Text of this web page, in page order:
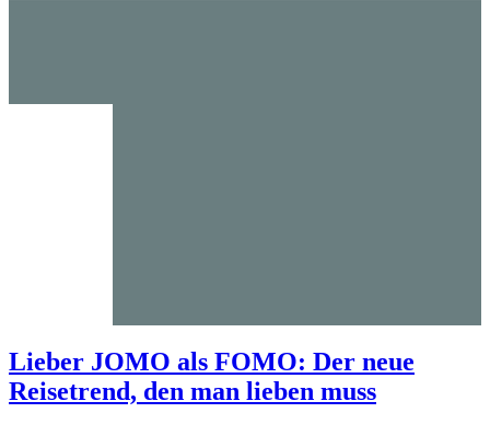
Lieber JOMO als FOMO: Der neue
Reisetrend, den man lieben muss